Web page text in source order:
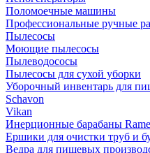
Поломоечные машины
Профессиональные ручные
Пылесосы
Моющие пылесосы
Пылеводососы
Пылесосы для сухой уборки
Уборочный инвентарь для
Schavon
Vikan
Инерционные барабаны
Ершики для очистки труб и
Ведра для пищевых